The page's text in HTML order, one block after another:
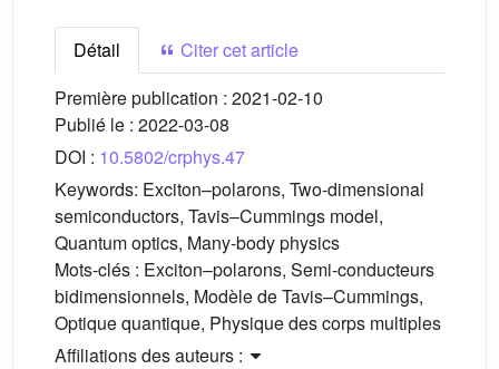
Détail
Citer cet article
Première publication : 2021-02-10
Publié le : 2022-03-08
DOI : 10.5802/crphys.47
Keywords: Exciton–polarons, Two-dimensional
semiconductors, Tavis–Cummings model,
Quantum optics, Many-body physics
Mots-clés : Exciton–polarons, Semi-conducteurs
bidimensionnels, Modèle de Tavis–Cummings,
Optique quantique, Physique des corps multiples
Affiliations des auteurs :